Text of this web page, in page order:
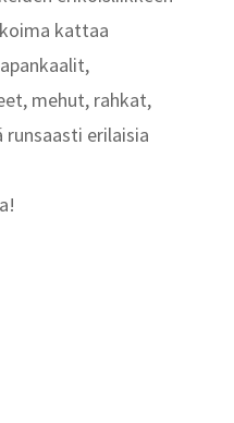
kattaa
mehut, rahkat,
runsaasti erilaisia